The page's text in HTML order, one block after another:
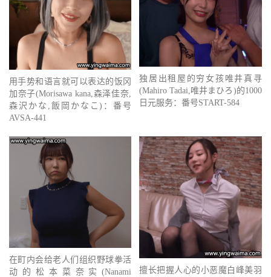
用手势和语言就可以表达的饭冈
加奈子(Morisawa kana,森泽佳奈,
森沢かな,飯岡かなこ)：番号
AVSA-441
独居出租屋的穷女孩唯井真寻
(Mahiro Tadai,唯井まひろ)的1000
日元服务：番号START-584
在町内会给老人们组织野球拳活
动的松本菜奈实(Nanami
擅长把握人心的小恶魔白峰美羽